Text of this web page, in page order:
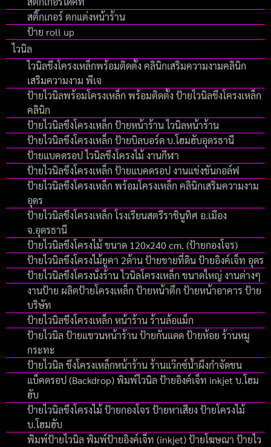
สติ๊กเกอร์ ตกแต่งหน้าร้าน
ป้าย roll up
ไวนิล
ไวนิลขึงโครงเหล็กพร้อมติดตั้ง คลินิกเสริมความงามคลินิก
เสริมความงาม พีเจ
ป้ายไวนิลพร้อมโครงเหล็ก พร้อมติดตั้ง ป้ายไวนิลขึงโครงเหล็ก
คลินิก
ป้ายไวนิลขึงโครงเหล็ก ป้ายหน้าร้าน ไวนิลหน้าร้าน
ป้ายไวนิลขึงโครงเหล็ก ป้ายบิลบอร์ด บ.โฮมฮับอุดรธานี
ป้ายแบคดรอป ไวนิลขึงโครงไม้ งานกีฬา
ป้ายไวนิลขึงโครงเหล็ก ป้ายแบคดรอป งานแข่งขันกอล์ฟ
ป้ายไวนิลขึงโครงเหล็ก พร้อมโครงเหล็ก คลินิกเสริมความงาม
อุดร
ป้ายไวนิลขึงโครงเหล็ก โรงเรียนสตรีราชินูทิศ อ.เมือง
จ.อุดรธานี
ป้ายไวนิลขึงโครงไม้ ขนาด 120x240 cm. (ป้ายกองโจร)
ป้ายไวนิลขึงโครงไม้ยูคา 2ด้าน ป้ายขายที่ดิน ป้ายอิงค์เจ็ท อุดร
ป้ายไวนิลขึงโครงนั่งร้าน ไวนิลโครงเหล็ก ขนาดใหญ่ งานต่างๆ
งานป้าย ผลิตป้ายโครงเหล็ก ป้ายหน้าตึก ป้ายหน้าอาคาร ป้าย
บริษัท
ป้ายไวนิลขึงโครงเหล็ก หน้าร้าน ร้านล้อแม็ก
ป้ายไวนิล ป้ายแขวนหน้าร้าน ป้ายกันแดด ป้ายห้อย ร้านหมู
กระทะ
ป้ายไวนิล ขึงโครงเหล็กหน้าร้าน ร้านแว๊กซ์น้ำผึงกำจัดขน
แบ็คดรอป (Backdrop) พิมพ์ไวนิล ป้ายอิงค์เจ็ท inkjet บ.โฮม
ฮับ
ป้ายไวนิลขึงโครงไม้ ป้ายกองโจร ป้ายหาเสียง ป้ายโครงไม้
บ.โฮมฮับ
พิมพ์ป้ายไวนิล พิมพ์ป้ายอิงค์เจ็ท (inkjet) ป้ายโฆษณา ป้ายไว